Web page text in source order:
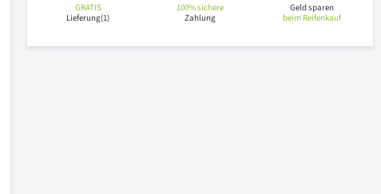
GRATIS
Lieferung(1)
100% sichere
Zahlung
Geld sparen
beim Reifenkauf